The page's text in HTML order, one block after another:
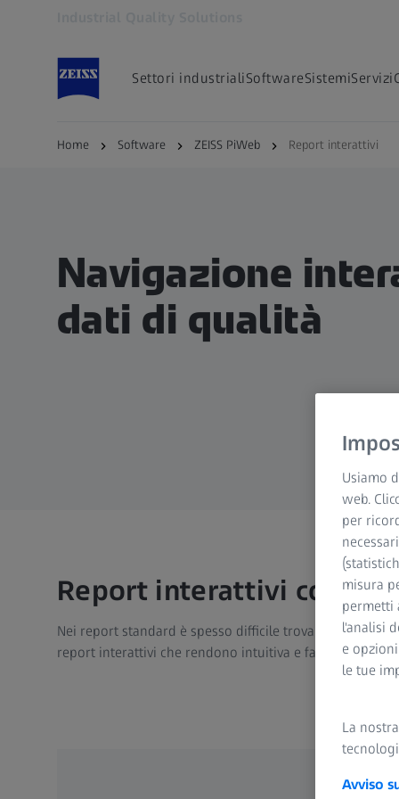
Settori industrialiSoftwareSistemiServizi
Home Software ZEISS PiWeb Report interattivi
Navigazione
dati di qualità
Report interattivi con
Nei report standard è spesso difficile trovare i risultati
report interattivi che rendono intuitiva e facile la
Usiamo
web.
per
misura
permetti
l'analisi
e
le tue
La nostra
Avviso